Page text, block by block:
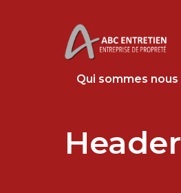
Qui sommes nous
Header